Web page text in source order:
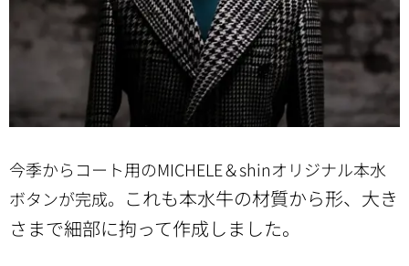
今季からコート用のMICHELE＆shinオリジナル本水
ボタンが完成。 これも本水牛の材質から形、大き
さまで細部に拘って作成しました。